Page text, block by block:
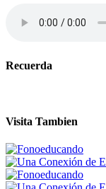
Recuerda
Visita Tambien